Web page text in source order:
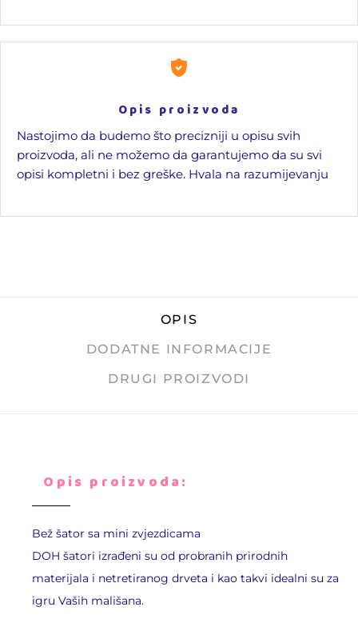
Opis proizvoda
Nastojimo da budemo što precizniji u opisu svih
proizvoda, ali ne možemo da garantujemo da su svi
opisi kompletni i bez greške. Hvala na razumijevanju
OPIS
DODATNE INFORMACIJE
DRUGI PROIZVODI
Opis proizvoda:
Bež šator sa mini zvjezdicama
DOH šatori izrađeni su od probranih prirodnih
materijala i netretiranog drveta i kao takvi idealni su za
igru Vaših mališana.